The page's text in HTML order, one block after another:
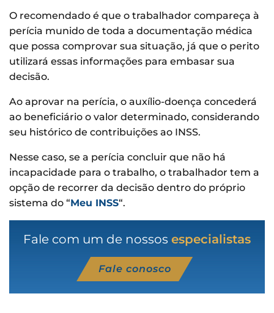
O recomendado é que o trabalhador compareça à
perícia munido de toda a documentação médica
que possa comprovar sua situação, já que o perito
utilizará essas informações para embasar sua
decisão.
Ao aprovar na perícia, o auxílio-doença concederá
ao beneficiário o valor determinado, considerando
seu histórico de contribuições ao INSS.
Nesse caso, se a perícia concluir que não há
incapacidade para o trabalho, o trabalhador tem a
opção de recorrer da decisão dentro do próprio
sistema do “Meu INSS“.
Fale com um de nossos especialistas
Fale conosco